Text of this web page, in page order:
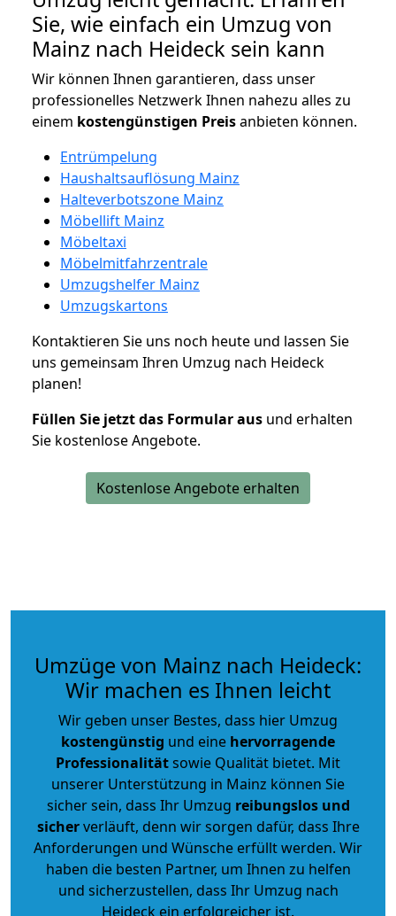
Sie, wie einfach ein Umzug von
Mainz nach Heideck sein kann
Wir können Ihnen garantieren, dass unser
professionelles Netzwerk Ihnen nahezu alles zu
einem kostengünstigen Preisanbieten können.
Entrümpelung
Haushaltsauflösung Mainz
Halteverbotszone Mainz
Möbellift Mainz
Möbeltaxi
Möbelmitfahrzentrale
Umzugshelfer Mainz
Umzugskartons
Kontaktieren Sie uns noch heute und lassen Sie
uns gemeinsam Ihren Umzug nach Heideck
planen!
Füllen Sie jetzt das Formular aus und erhalten
Sie kostenlose Angebote.
Kostenlose Angebote erhalten
Umzüge von Mainz nach Heideck:
Wir machen es Ihnen leicht
Wir geben unser Bestes, dass hier Umzug
kostengünstig und eine hervorragende
Professionalitätsowie Qualität bietet. Mit
unserer Unterstützung in Mainz können Sie
sicher sein, dass Ihr Umzug reibungslos und
sicherverläuft, denn wir sorgen dafür, dass Ihre
Anforderungen und Wünsche erfüllt werden. Wir
haben die besten Partner, um Ihnen zu helfen
und sicherzustellen, dass Ihr Umzug nach
Heideck ein erfolgreicher ist.